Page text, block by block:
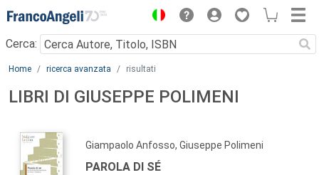
Menu
Cerca:
Main content
Home ricerca avanzata risultati
LIBRI DI GIUSEPPE POLIMENI
Giampaolo Anfosso, Giuseppe Polimeni
PAROLA DI SÉ